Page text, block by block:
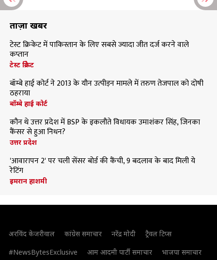
ताज़ा खबरें
टेस्ट क्रिकेट में पाकिस्तान के लिए सबसे ज्यादा जीत दर्ज करने वाले
कप्तान
टेस्ट क्रिकेट
बॉम्बे हाई कोर्ट ने 2013 के यौन उत्पीड़न मामले में तरुण तेजपाल को दोषी
ठहराया
बॉम्बे हाई कोर्ट
कौन थे उत्तर प्रदेश में BSP के इकलौते विधायक उमाशंकर सिंह, जिनका
कैंसर से हुआ निधन?
उत्तर प्रदेश
'आवारापन 2' पर चली सेंसर बोर्ड की कैंची, 9 बदलाव के बाद मिली ये
रेटिंग
इमरान हाशमी
अरविंद केजरीवाल कांग्रेस समाचार नरेंद्र मोदी
ट्रैवल टिप्स
#NewsBytesExclusive
आम आदमी पार्टी समाचार
भाजपा समाचार